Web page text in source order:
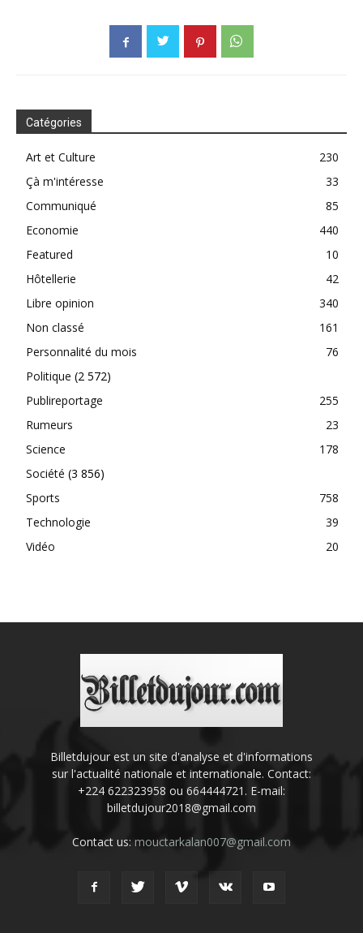
Catégories
Art et Culture
230
Çà m'intéresse
33
Communiqué
85
Economie
440
Featured
10
Hôtellerie
42
Libre opinion
340
Non classé
161
Personnalité du mois
76
Politique (2 572)
Publireportage
255
Rumeurs
23
Science
178
Société (3 856)
Sports
758
Technologie
39
Vidéo
20
Billetdujour est un site d'analyse et d'informations
sur l'actualité nationale et internationale. Contact:
+224 622323958 ou 664444721. E-mail:
billetdujour2018@gmail.com
Contact us: mouctarkalan007@gmail.com